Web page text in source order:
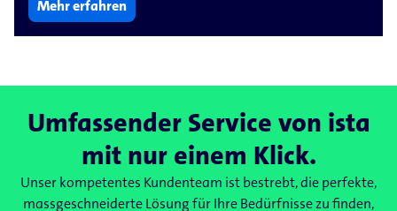
Mehr erfahren
Umfassender Service von ista
mit nur einem Klick.
Unser kompetentes Kundenteam ist bestrebt, die perfekte,
massgeschneiderte Lösung für Ihre Bedürfnisse zu finden,